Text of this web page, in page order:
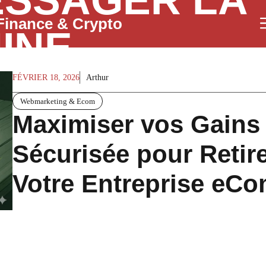
& Crypto
FÉVRIER 18, 2026 Arthur
Webmarketing & Ecom
Maximiser vos
Sécurisée pour
Votre Entreprise